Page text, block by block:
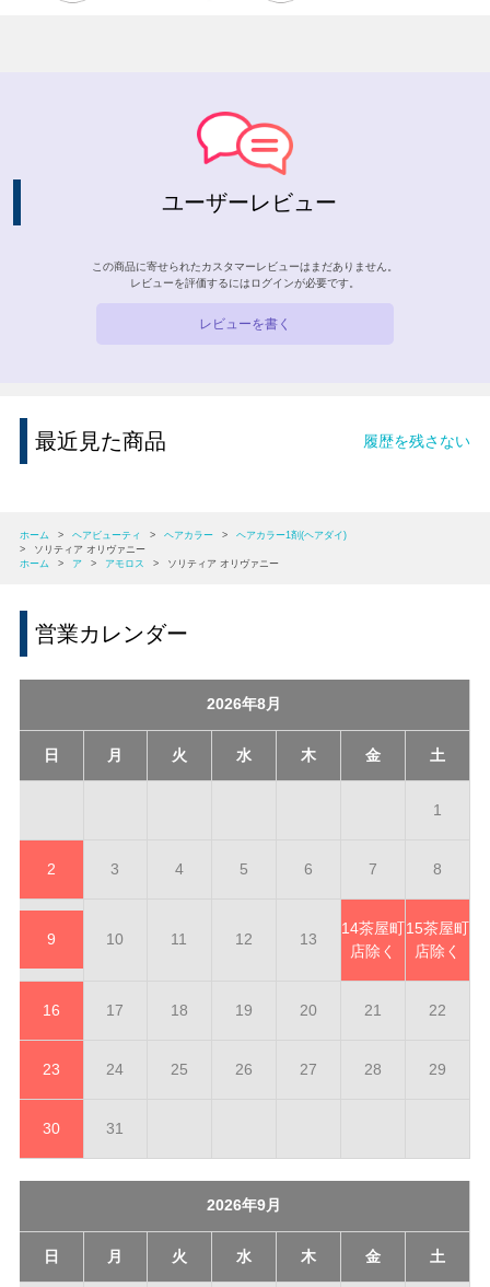
ユーザーレビュー
この商品に寄せられたカスタマーレビューはまだありません。
レビューを評価するには ログインが必要です。
レビューを書く
最近見た商品 履歴を残さない
ホーム > ヘアビューティ > ヘアカラー >
ヘアカラー1剤(ヘアダイ)
>
ソリティア オリヴァニー
ホーム
> ア > アモロス > ソリティア オリヴァニー
営業カレンダー
2026年8月
日 月 火 水 木 金 土
1
2 3 4 5 6 7 8
9 10 11 12 13
14茶屋町
店除く
15茶屋町
店除く
16 17 18 19 20 21 22
23 24 25 26 27 28 29
30 31
2026年9月
日 月 火 水 木 金 土